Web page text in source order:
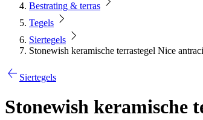
Bestrating & terras
Tegels
Siertegels
Stonewish keramische terrastegel Nice
Siertegels
Stonewish keramische